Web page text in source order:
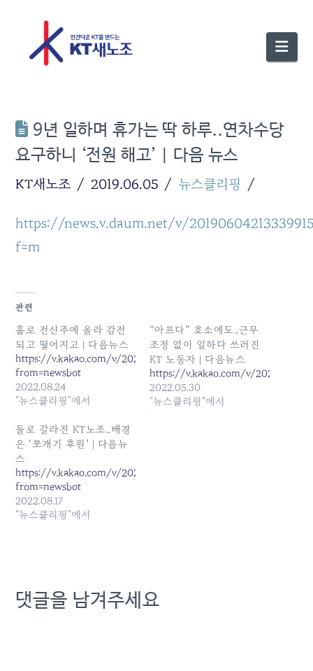
9년 일하며 휴가는 딱 하루..연차수당
요구하니 ‘전원 해고’ | 다음 뉴스
KT새노조 2019.06.05 뉴스클리핑
https://news.v.daum.net/v/
f=m
관련
홀로 전신주에 올라 감전
되고 떨어지고 | 다음뉴스
https://v.kakao.com/v/20220824094003548?
from=newsbot
2022.08.24
"뉴스클리핑"에서
“아프다” 호소에도..근무
조정 없이 일하다 쓰러진
KT 노동자 | 다음뉴스
https://v.kakao.com/v/
2022.05.30
"뉴스클리핑"에서
둘로 갈라진 KT노조..배경
은 ‘쪼개기 후원’ | 다음뉴
스
https://v.kakao.com/v/20220817180904427?
from=newsbot
2022.08.17
"뉴스클리핑"에서
댓글을 남겨주세요